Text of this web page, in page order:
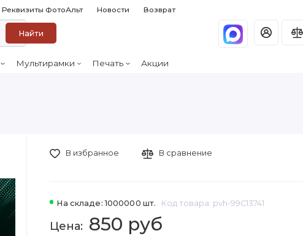
Реквизиты ФотоАльт Новости Возврат
Найти
Мультирамки Печать Акции
На складе: 1000000 шт. Код товара: pvh-99C13741
850 руб
В избранное В сравнение